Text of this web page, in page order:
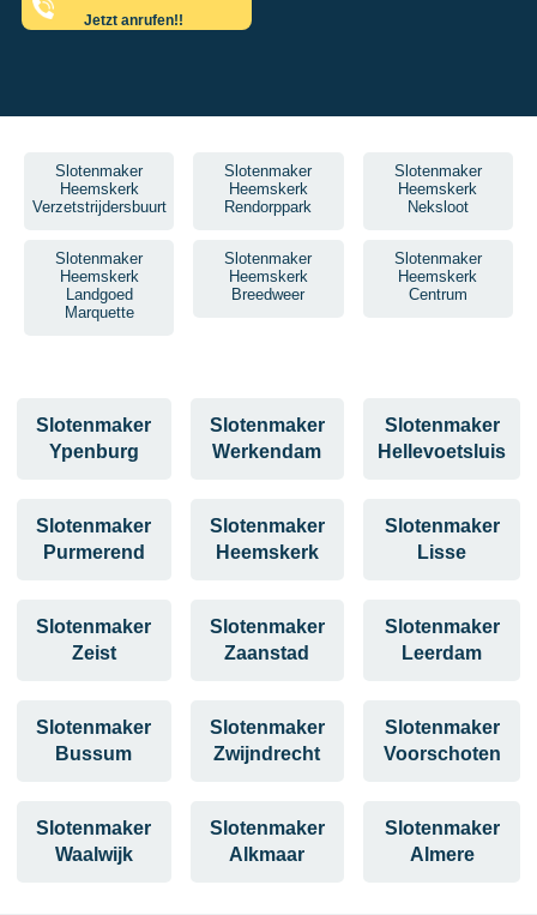
Jetzt anrufen!!
Slotenmaker
Heemskerk
Verzetstrijdersbuurt
Slotenmaker
Heemskerk
Rendorppark
Slotenmaker
Heemskerk
Neksloot
Slotenmaker
Heemskerk
Landgoed
Marquette
Slotenmaker
Heemskerk
Breedweer
Slotenmaker
Heemskerk
Centrum
Slotenmaker
Ypenburg
Slotenmaker
Werkendam
Slotenmaker
Hellevoetsluis
Slotenmaker
Purmerend
Slotenmaker
Heemskerk
Slotenmaker
Lisse
Slotenmaker
Zeist
Slotenmaker
Zaanstad
Slotenmaker
Leerdam
Slotenmaker
Bussum
Slotenmaker
Zwijndrecht
Slotenmaker
Voorschoten
Slotenmaker
Waalwijk
Slotenmaker
Alkmaar
Slotenmaker
Almere